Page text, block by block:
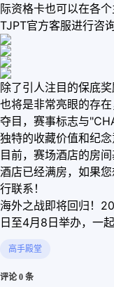
际资格卡也可以在各
TJPT官方客服进行咨询
除了引人注目的保底
也将是非常亮眼的存
夺目，赛事标志与
独特的收藏价值和纪念
目前，赛场酒店的房
酒店已经满房，如果
行联系！
海外之战即将回归！
日至4月8日举办，一
高手殿堂
评论 0 条